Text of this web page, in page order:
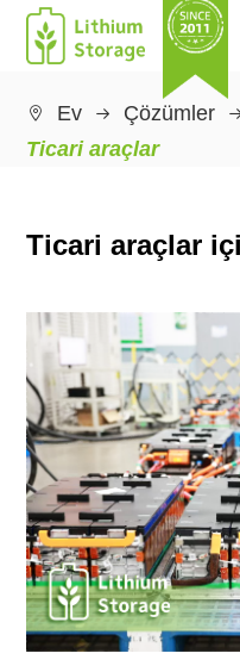
 Ev Çözümler
Ticari araçlar
Ticari araçlar